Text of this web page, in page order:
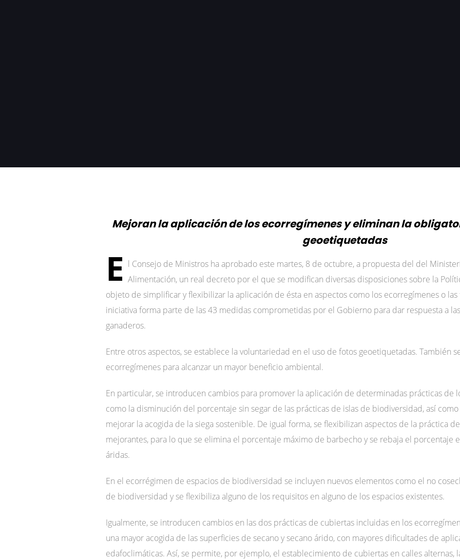
Mejoran la aplicación de los ecorregímenes y eliminan la
geoetiquetadas
E l Consejo de Ministros ha aprobado este martes, 8 de octubre, a propuesta del del
Alimentación, un real decreto por el que se modifican diversas disposiciones sobre la
objeto de simplificar y flexibilizar la aplicación de ésta en aspectos como los ecorregímenes o las
iniciativa forma parte de las 43 medidas comprometidas por el Gobierno para dar respuesta a
ganaderos.
Entre otros aspectos, se establece la voluntariedad en el uso de fotos geoetiquetadas. También
ecorregímenes para alcanzar un mayor beneficio ambiental.
En particular, se introducen cambios para promover la aplicación de determinadas prácticas de
como la disminución del porcentaje sin segar de las prácticas de islas de biodiversidad, así
mejorar la acogida de la siega sostenible. De igual forma, se flexibilizan aspectos de la práctica
mejorantes, para lo que se elimina el porcentaje máximo de barbecho y se rebaja el porcentaje
áridas.
En el ecorrégimen de espacios de biodiversidad se incluyen nuevos elementos como el no
de biodiversidad y se flexibiliza alguno de los requisitos en alguno de los espacios existentes.
Igualmente, se introducen cambios en las dos prácticas de cubiertas incluidas en los
una mayor acogida de las superficies de secano y secano árido, con mayores dificultades de
edafoclimáticas. Así, se permite, por ejemplo, el establecimiento de cubiertas en calles alternas,